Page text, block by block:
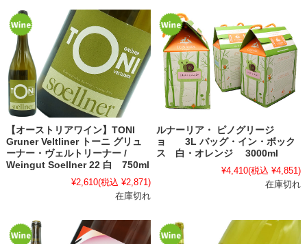
【オーストリアワイン】TONI
Gruner Veltliner トーニ グリュ
ーナー・ヴェルトリーナー /
Weingut Soellner 22 白 750ml
¥2,610(税込 ¥2,871)
在庫切れ
ルナーリア・ ピノグリージ
ョ 3L バッグ・イン・ボック
ス 白・オレンジ 3000ml
¥4,410(税込 ¥4,851)
在庫切れ